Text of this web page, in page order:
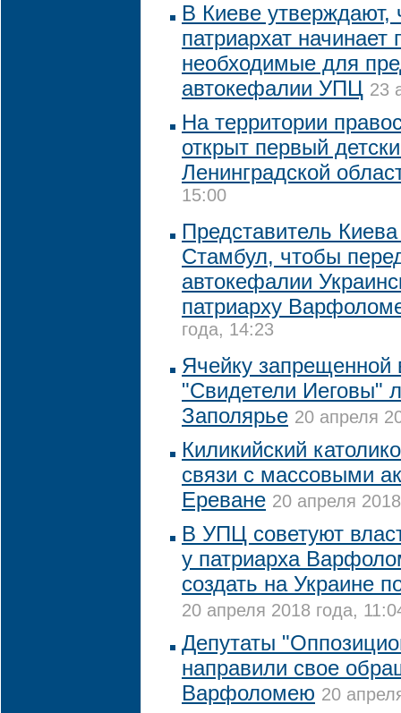
В Киеве утверждают,
патриархат начинает
необходимые для
автокефалии УПЦ 23
На территории
открыт первый
Ленинградской
15:00
Представитель
Стамбул, чтобы
автокефалии
патриарху
года, 14:23
Ячейку запрещенной
"Свидетели Иеговы"
Заполярье 20 апреля
Киликийский
связи с массовыми
Ереване 20 апреля
В УПЦ советуют
у патриарха
создать на Украине
20 апреля 2018 года,
Депутаты
направили свое
Варфоломею 20